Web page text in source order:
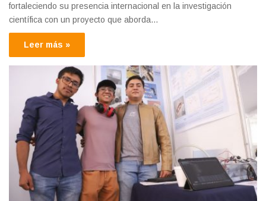
fortaleciendo su presencia internacional en la investigación
científica con un proyecto que aborda…
Leer más »